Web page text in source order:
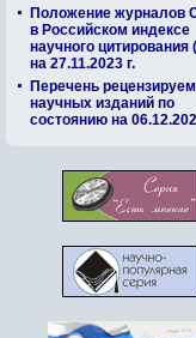
Положение журналов
в Российском индексе
научного
на 27.11.2023 г.
Перечень
научных изданий по
состоянию на